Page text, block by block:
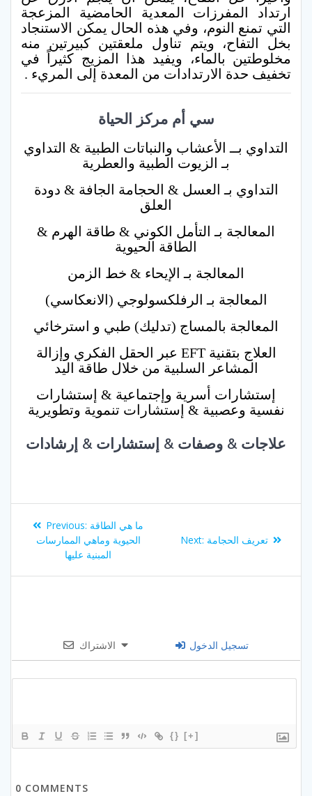
ارتداد المفرزات المعدية الحامضية المزعجة
التي تمنع النوم، وفي هذه الحال يمكن الاستنجاد
بخل التفاح، ويتم تناول ملعقتين كبيرتين منه
مخلوطتين بالماء، ويفيد هذا المزيج كثيراً في
تخفيف حدة الارتدادات من المعدة إلى المريء .
سي أم مركز الحياة
التداوي بــ الأعشاب والنباتات الطبية & التداوي
بـ الزيوت الطبية والعطرية
التداوي بـ العسل & الحجامة الجافة & دودة
العلق
المعالجة بـ التأمل الكوني & طاقة الهرم &
الطاقة الحيوية
المعالجة بـ الإيحاء & خط الزمن
المعالجة بـ الرفلكسولوجي (الانعكاسي)
المعالجة بالمساج (تدليك) طبي و استرخائي
العلاج بتقنية EFT عبر الحقل الفكري وإزالة
المشاعر السلبية من خلال طاقة اليد
إستشارات أسرية وإجتماعية & إستشارات
نفسية وعصبية & إستشارات تنموية وتطويرية
علاجات & وصفات & إستشارات & إرشادات
Post
navigation
Previous: Previous
post:
ما هي الطاقة
الحيوية وماهي الممارسات
المبنية عليها
Next: Next
تعريف الحجامة
الاشتراك تسجيل الدخول
{} [+]
0 COMMENTS